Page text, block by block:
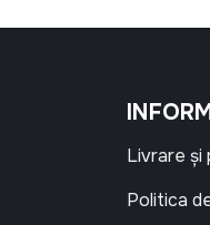
Livrare și
Politica